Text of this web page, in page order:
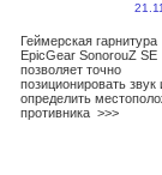
Геймерская гарнитура
EpicGear SonorouZ SE
позволяет точно
позиционировать звук
определить
противника >>>